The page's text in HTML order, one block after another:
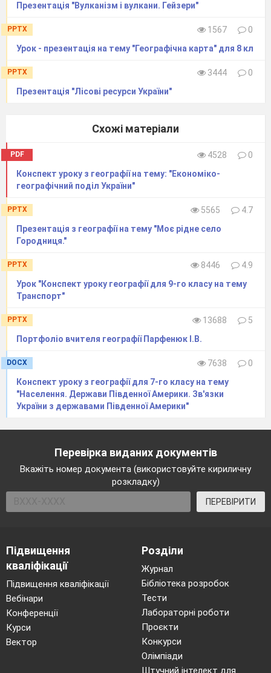
Презентація "Вулканізм і вулкани. Гейзери"
PPTX 1567
0
Урок - презентація на тему "Географічна карта" для 8 кл
PPTX 3444
0
Презентація "Лісові ресурси України"
Схожі матеріали
PDF 4528
0
Конспект уроку з географії на тему: "Економіко-
географічний​ ​поділ​ ​України"
PPTX 5565
4.7
Презентація з географії на тему "Моє рідне село
Городниця."
PPTX 8446
4.9
Урок "Конспект уроку географії для 9-го класу на тему
Транспорт"
PPTX 13688
5
Портфоліо вчителя географії Парфенюк І.В.
DOCX 7638
0
Конспект уроку з географії для 7-го класу на тему
"Населення. Держави Південної Америки. Зв'язки
України з державами Південної Америки"
Перевірка виданих документів
Вкажіть номер документа (використовуйте кириличну
розкладку)
ПЕРЕВІРИТИ
Підвищення
кваліфікації
Підвищення кваліфікації
Вебінари
Конференції
Курси
Вектор
Розділи
Журнал
Бібліотека розробок
Тести
Лабораторні роботи
Проєкти
Конкурси
Олімпіади